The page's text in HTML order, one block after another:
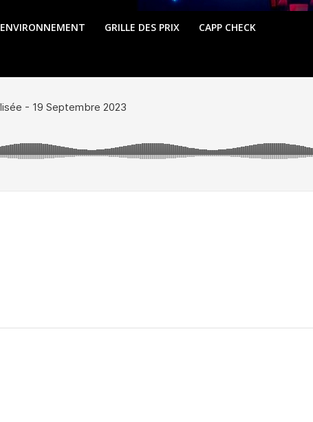
ENVIRONNEMENT GRILLE DES PRIX CAPP CHECK